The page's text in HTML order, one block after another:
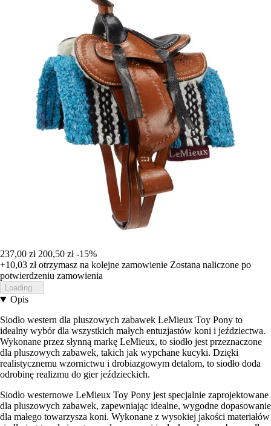
237,00 zł 200,50 zł -15%
+10,03 złotrzymasz na kolejne zamowienie Zostana naliczone po
potwierdzeniu zamowienia
Loading...
Opis
Siodło western dla pluszowych zabawek LeMieux Toy Pony to
idealny wybór dla wszystkich małych entuzjastów koni i jeździectwa.
Wykonane przez słynną markę LeMieux, to siodło jest przeznaczone
dla pluszowych zabawek, takich jak wypchane kucyki. Dzięki
realistycznemu wzornictwu i drobiazgowym detalom, to siodło doda
odrobinę realizmu do gier jeździeckich.
Siodło westernowe LeMieux Toy Pony jest specjalnie zaprojektowane
dla pluszowych zabawek, zapewniając idealne, wygodne dopasowanie
dla małego towarzysza koni. Wykonane z wysokiej jakości materiałów